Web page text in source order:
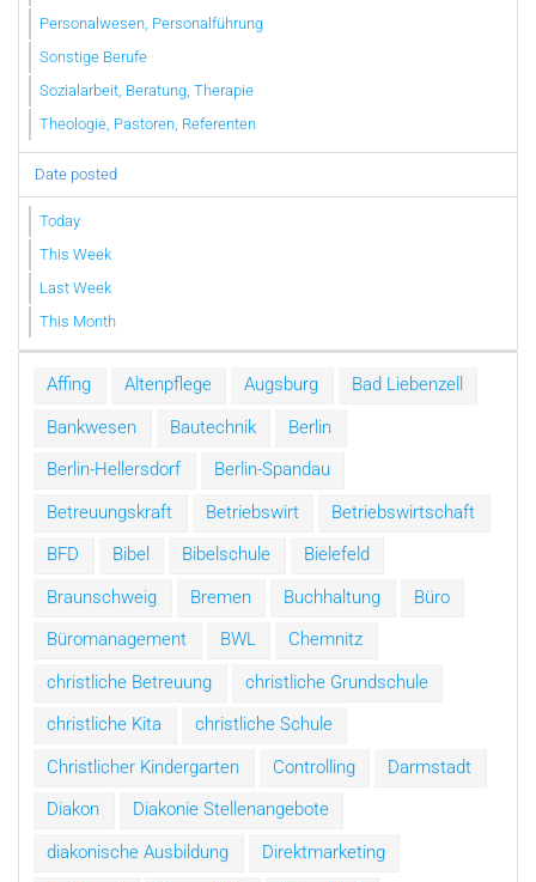
Personalwesen, Personalführung
Sonstige Berufe
Sozialarbeit, Beratung, Therapie
Theologie, Pastoren, Referenten
Date posted
Today
This Week
Last Week
This Month
Affing Altenpflege Augsburg
Bad Liebenzell
Bankwesen
Bautechnik
Berlin
Berlin-Hellersdorf
Berlin-Spandau
Betreuungskraft
Betriebswirt
Betriebswirtschaft
BFD
Bibel Bibelschule
Bielefeld
Braunschweig
Bremen Buchhaltung
Büro
Büromanagement
BWL
Chemnitz
christliche Betreuung
christliche Grundschule
christliche Kita
christliche Schule
Christlicher Kindergarten
Controlling
Darmstadt
Diakon
Diakonie Stellenangebote
diakonische Ausbildung
Direktmarketing